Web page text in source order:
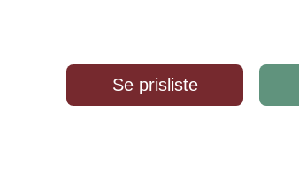
Se prisliste